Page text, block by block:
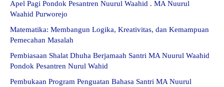
Apel Pagi Pondok Pesantren Nuurul Waahid . MA Nuurul
Waahid Purworejo
Matematika: Membangun Logika, Kreativitas, dan Kemampuan
Pemecahan Masalah
Pembiasaan Shalat Dhuha Berjamaah Santri MA Nuurul Waahid
Pondok Pesantren Nurul Wahid
Pembukaan Program Penguatan Bahasa Santri MA Nuurul